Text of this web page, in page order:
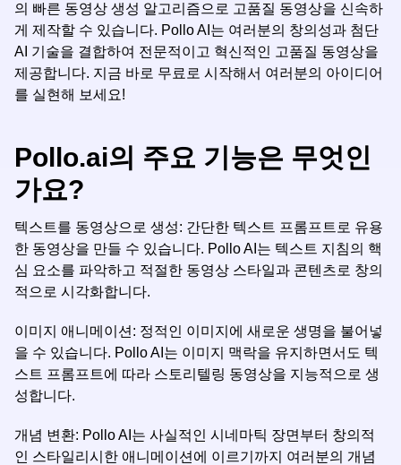
의 빠른 동영상 생성 알고리즘으로 고품질 동영상을 신속하
게 제작할 수 있습니다. Pollo AI는 여러분의 창의성과 첨단
AI 기술을 결합하여 전문적이고 혁신적인 고품질 동영상을
제공합니다. 지금 바로 무료로 시작해서 여러분의 아이디어
를 실현해 보세요!
Pollo.ai의 주요 기능은 무엇인
가요?
텍스트를 동영상으로 생성: 간단한 텍스트 프롬프트로 유용
한 동영상을 만들 수 있습니다. Pollo AI는 텍스트 지침의 핵
심 요소를 파악하고 적절한 동영상 스타일과 콘텐츠로 창의
적으로 시각화합니다.
이미지 애니메이션: 정적인 이미지에 새로운 생명을 불어넣
을 수 있습니다. Pollo AI는 이미지 맥락을 유지하면서도 텍
스트 프롬프트에 따라 스토리텔링 동영상을 지능적으로 생
성합니다.
개념 변환: Pollo AI는 사실적인 시네마틱 장면부터 창의적
인 스타일리시한 애니메이션에 이르기까지 여러분의 개념